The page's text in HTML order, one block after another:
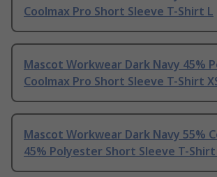
Coolmax Pro Short Sleeve T-Shirt L
Mascot Workwear Dark Navy 45%
Coolmax Pro Short Sleeve T-Shirt
Mascot Workwear Dark Navy 55%
45% Polyester Short Sleeve T-Shirt